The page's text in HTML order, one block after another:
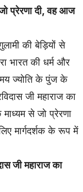
प्रेरणा दी, वह आज
की बेड़ियों से
भारत की धर्म और
ज्योति के पुंज के
जी महाराज का
माध्यम से जो प्रेरणा
मार्गदर्शक के रूप में
जी महाराज का